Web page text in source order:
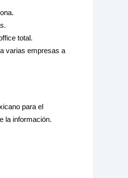
total.
varias empresas a
para el
la información.